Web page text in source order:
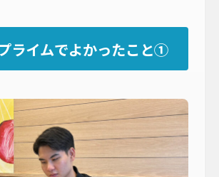
ライムでよかったこと①